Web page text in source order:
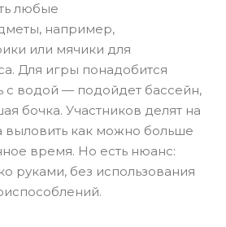
любые
например,
или мячики для
Для игры понадобится
с водой — подойдет бассейн,
бочка. Участников делят на
выловить как можно больше
время. Но есть нюанс:
руками, без использования